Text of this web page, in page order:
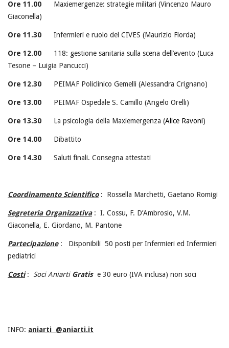
Ore 11.00
Maxiemergenze: strategie militari (Vincenzo Mauro
Giaconella)
Ore 11.30 Infermieri e ruolo del CIVES (Maurizio Fiorda)
Ore 12.00
118: gestione sanitaria sulla scena dell’evento (Luca
Tesone – Luigia Pancucci)
Ore 12.30 PEIMAF Policlinico Gemelli (Alessandra Crignano)
Ore 13.00 PEIMAF Ospedale S. Camillo (Angelo Orelli)
Ore 13.30 La psicologia della Maxiemergenza (Alice Ravoni)
Ore 14.00 Dibattito
Ore 14.30 Saluti finali. Consegna attestati
Coordinamento Scientifico: Rossella Marchetti, Gaetano Romigi
Segreteria Organizzativa: I. Cossu, F. D’Ambrosio, V.M.
Giaconella, E. Giordano, M. Pantone
Partecipazione: Disponibili 50 posti per Infermieri ed Infermieri
pediatrici
Costi: Soci Aniarti Gratis e 30 euro (IVA inclusa) non soci
INFO: aniarti @aniarti.it